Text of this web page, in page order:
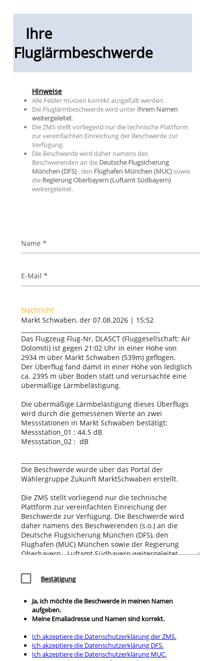
Ihre
Fluglärmbeschwerde
Hinweise
Alle Felder müssen korrekt ausgefüllt werden.
Die Fluglärmbeschwerde wird unter Ihrem Namen
weitergeleitet.
Die ZMS stellt vorliegend nur die technische Plattform
zur vereinfachten Einreichung der Beschwerde zur
Verfügung.
Die Beschwerde wird daher namens des
Beschwerenden an die Deutsche Flugsicherung
München (DFS), den Flughafen München (MUC)sowie
die Regierung Oberbayern (Luftamt Südbayern)
weitergeleitet.
Name *
E-Mail *
Nachricht
check_box_outline_blank Bestätigung
Ja, ich möchte die Beschwerde in meinen Namen
aufgeben.
Meine Emaliadresse und Namen sind korrekt.
Ich akzeptiere die Datenschutzerklärung der ZMS.
Ich akzeptiere die Datenschutzerklärung DFS.
Ich akzeptiere die Datenschutzerklärung MUC.